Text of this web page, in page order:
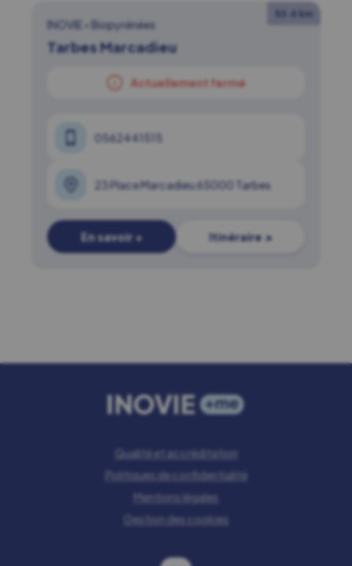
53.4 km
INOVIE • Biopyrénées
Tarbes Marcadieu
Actuellement fermé
0562441515
23 Place Marcadieu 65000 Tarbes
En savoir + Itinéraire ↗
Qualité et accréditation
Politiques de confidentialité
Mentions légales
Gestion des cookies